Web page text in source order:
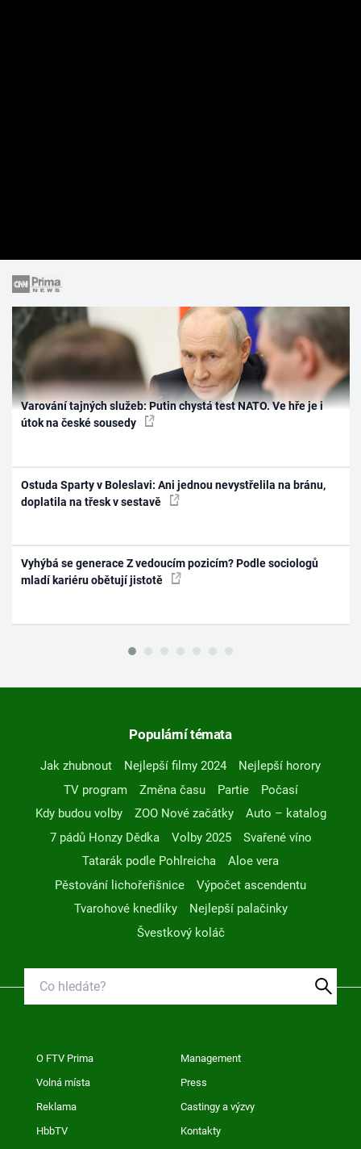
Varování tajných služeb: Putin chystá test NATO. Ve hře je i
útok na české sousedy
Ostuda Sparty v Boleslavi: Ani jednou nevystřelila na bránu,
doplatila na třesk v sestavě
Vyhýbá se generace Z vedoucím pozicím? Podle sociologů
mladí kariéru obětují jistotě
Populární témata
Jak zhubnout Nejlepší filmy 2024
Nejlepší horory
TV program
Změna času Partie
Počasí
Kdy budou volby
ZOO Nové začátky
Auto – katalog
7 pádů Honzy Dědka
Volby 2025
Svařené víno
Tatarák podle Pohlreicha
Aloe vera
Pěstování lichořeřišnice
Výpočet ascendentu
Tvarohové knedlíky
Nejlepší palačinky
Švestkový koláč
O FTV Prima Management
Volná místa Press
Reklama Castingy a výzvy
HbbTV Kontakty